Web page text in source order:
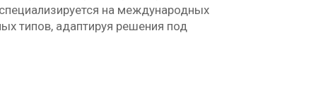
на международных
типов, адаптируя решения под